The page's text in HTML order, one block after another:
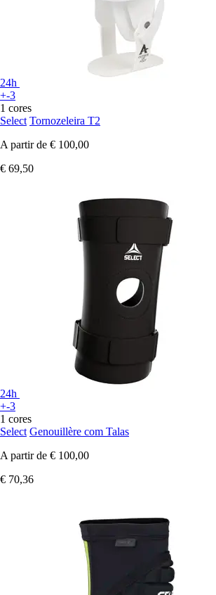
24h
+-3
1 cores
Select Tornozeleira T2
A partir de € 100,00
€ 69,50
24h
+-3
1 cores
Select Genouillère com Talas
A partir de € 100,00
€ 70,36